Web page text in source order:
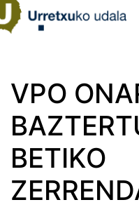
VPO
BETIKO